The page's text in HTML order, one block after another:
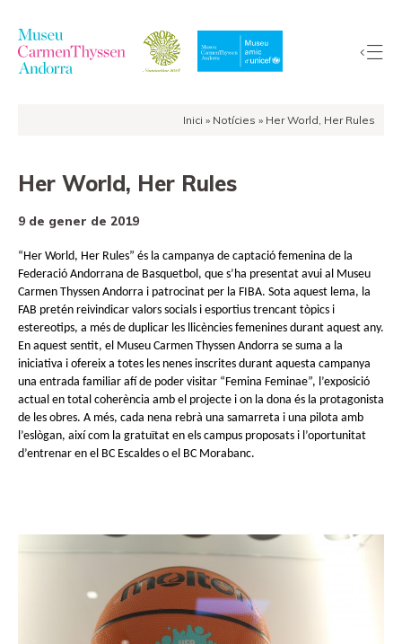
Inici » Notícies » Her World, Her Rules
Her World, Her Rules
9 de gener de 2019
“Her World, Her Rules” és la campanya de captació femenina de la
Federació Andorrana de Basquetbol, que s’ha presentat avui al Museu
Carmen Thyssen Andorra i patrocinat per la FIBA. Sota aquest lema, la
FAB pretén reivindicar valors socials i esportius trencant tòpics i
estereotips, a més de duplicar les llicències femenines durant aquest any.
En aquest sentit, el Museu Carmen Thyssen Andorra se suma a la
iniciativa i ofereix a totes les nenes inscrites durant aquesta campanya
una entrada familiar afí de poder visitar “Femina Feminae”, l’exposició
actual en total coherència amb el projecte i on la dona és la protagonista
de les obres. A més, cada nena rebrà una samarreta i una pilota amb
l’eslògan, així com la gratuïtat en els campus proposats i l’oportunitat
d’entrenar en el BC Escaldes o el BC Morabanc.
El
Museu
Visites
EduCarmenThyssen
Activitats
Notícies
Botiga
Fundació
Museand
Patrocinadors
Contacte
Localització